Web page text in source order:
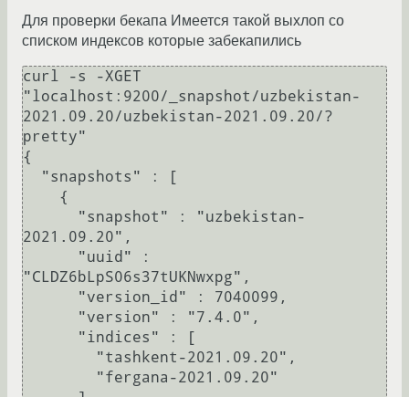
Для проверки бекапа Имеется такой выхлоп со
списком индексов которые забекапились
curl -s -XGET
"localhost:9200/_snapshot/uzbekistan-
2021.09.20/uzbekistan-2021.09.20/?
pretty"
{
2021.09.20",
"CLDZ6bLpS06s37tUKNwxpg",